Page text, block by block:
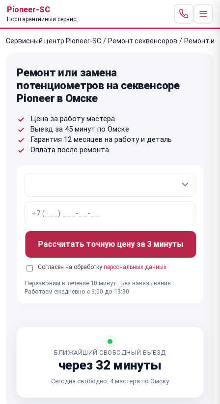
Pioneer-SC
Постгарантийный сервис
Сервисный центр Pioneer-SC / Ремонт секвенсоров / Ремонт
Ремонт или замена
потенциометров на секвенсоре
Pioneer в Омске
Цена за работу мастера
Выезд за 45 минут по Омске
Гарантия 12 месяцев на работу и деталь
Оплата после ремонта
Рассчитать точную цену за 3 минуты
Согласен на обработку персональных данных
Перезвоним в течение 10 минут · Без навязывания ·
Работаем ежедневно с 9:00 до 19:30
БЛИЖАЙШИЙ СВОБОДНЫЙ ВЫЕЗД
через 32 минуты
Сегодня свободно: 4 мастера по Омску